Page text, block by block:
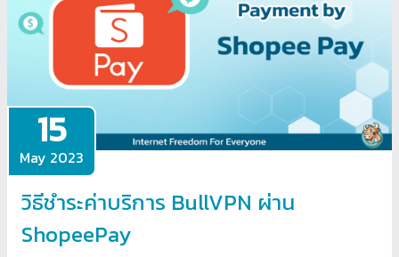
15
May 2023
วิธีชำระค่าบริการ BullVPN ผ่าน
ShopeePay